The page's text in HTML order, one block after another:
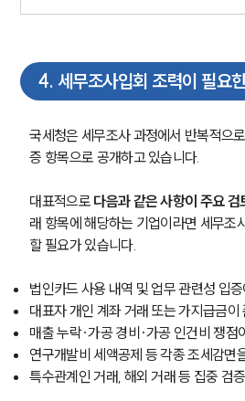
4. 세무조사입회 조력이 필요
국세청은 세무조사 과정에서 반복적으
증 항목으로 공개하고 있습니다.
대표적으로 다음과 같은 사항이 주요 검
래 항목에 해당하는 기업이라면 세무조
할 필요가 있습니다.
법인카드 사용 내역 및 업무 관련성 입
대표자 개인 계좌 거래 또는 가지급금이
매출 누락·가공 경비·가공 인건비 쟁점
연구개발비 세액공제 등 각종 조세감면
특수관계인 거래, 해외 거래 등 집중 검